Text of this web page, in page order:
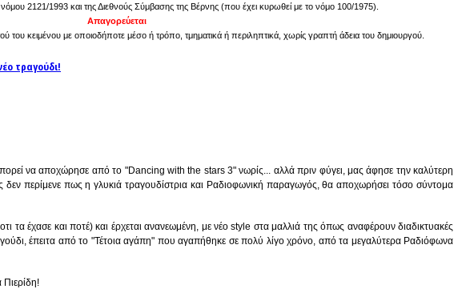
2121/1993 και της Διεθνούς Σύμβασης της Βέρνης (που έχει κυρωθεί με το νόμο 100/1975).
Απαγορεύεται
κειμένου με οποιοδήποτε μέσο ή τρόπο, τμηματικά ή περιληπτικά, χωρίς γραπτή άδεια του δημιουργού.
τραγούδι!
να αποχώρησε από το "Dancing with the stars 3" νωρίς... αλλά πριν φύγει, μας άφησε την καλύτερη
δεν περίμενε πως η γλυκιά τραγουδίστρια και Ραδιοφωνική παραγωγός, θα αποχωρήσει τόσο σύντομα
τα έχασε και ποτέ) και έρχεται ανανεωμένη, με νέο style στα μαλλιά της όπως αναφέρουν διαδικτυακές
έπειτα από το "Τέτοια αγάπη" που αγαπήθηκε σε πολύ λίγο χρόνο, από τα μεγαλύτερα Ραδιόφωνα